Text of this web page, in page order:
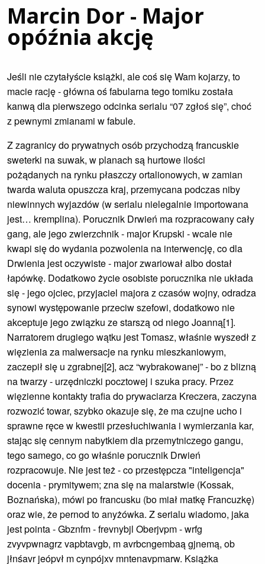
Marcin Dor - Major
opóźnia akcję
Jeśli nie czytałyście książki, ale coś się Wam kojarzy, to
macie rację - główna oś fabularna tego tomiku została
kanwą dla pierwszego odcinka serialu “07 zgłoś się”, choć
z pewnymi zmianami w fabule.
Z zagranicy do prywatnych osób przychodzą francuskie
sweterki na suwak, w planach są hurtowe ilości
pożądanych na rynku płaszczy ortalionowych, w zamian
twarda waluta opuszcza kraj, przemycana podczas niby
niewinnych wyjazdów (w serialu nielegalnie importowana
jest… kremplina). Porucznik Drwień ma rozpracowany cały
gang, ale jego zwierzchnik - major Krupski - wcale nie
kwapi się do wydania pozwolenia na interwencję, co dla
Drwienia jest oczywiste - major zwariował albo dostał
łapówkę. Dodatkowo życie osobiste porucznika nie układa
się - jego ojciec, przyjaciel majora z czasów wojny, odradza
synowi występowanie przeciw szefowi, dodatkowo nie
akceptuje jego związku ze starszą od niego Joanną[1].
Narratorem drugiego wątku jest Tomasz, właśnie wyszedł z
więzienia za malwersacje na rynku mieszkaniowym,
zaczepił się u zgrabnej[2], acz “wybrakowanej” - bo z blizną
na twarzy - urzędniczki pocztowej i szuka pracy. Przez
więzienne kontakty trafia do prywaciarza Kreczera, zaczyna
rozwozić towar, szybko okazuje się, że ma czujne ucho i
sprawne ręce w kwestii przesłuchiwania i wymierzania kar,
stając się cennym nabytkiem dla przemytniczego gangu,
tego samego, co go właśnie porucznik Drwień
rozpracowuje. Nie jest też - co przestępcza "inteligencja"
docenia - prymitywem; zna się na malarstwie (Kossak,
Boznańska), mówi po francusku (bo miał matkę Francuzkę)
oraz wie, że pernod to anyżówka. Z serialu wiadomo, jaka
jest pointa - Gbznfm - frevnybjl Oberjvpm - wrfg
zvyvpwnagrz vapbtavgb, m avrbcngembaą gjnemą, ob
jłnśavr jeópvł m cynpójxv mntenavpmarw. Książka